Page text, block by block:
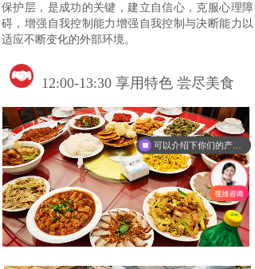
保护层，是成功的关键，建立自信心，克服心理障
碍，增强自我控制能力增强自我控制与决断能力以
适应不断变化的外部环境。
12:00-13:30 享用特色 尝尽美食
可以介绍下你们的产品么